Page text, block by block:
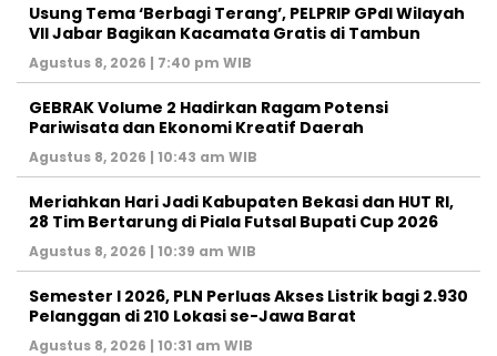
‎Usung Tema ‘Berbagi Terang’, PELPRIP GPdI Wilayah
VII Jabar Bagikan Kacamata Gratis di Tambun
Agustus 8, 2026 | 7:40 pm WIB
GEBRAK Volume 2 Hadirkan Ragam Potensi
Pariwisata dan Ekonomi Kreatif Daerah
Agustus 8, 2026 | 10:43 am WIB
Meriahkan Hari Jadi Kabupaten Bekasi dan HUT RI,
28 Tim Bertarung di Piala Futsal Bupati Cup 2026
Agustus 8, 2026 | 10:39 am WIB
Semester I 2026, PLN Perluas Akses Listrik bagi 2.930
Pelanggan di 210 Lokasi se-Jawa Barat
Agustus 8, 2026 | 10:31 am WIB